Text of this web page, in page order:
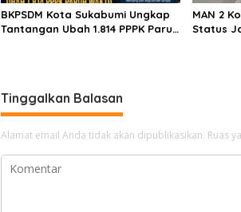
BKPSDM Kota Sukabumi Ungkap
Tantangan Ubah 1.814 PPPK Paruh
MAN 2
Status
Tinggalkan Balasan
Alamat email Anda tidak akan dipublikasikan. Ruas